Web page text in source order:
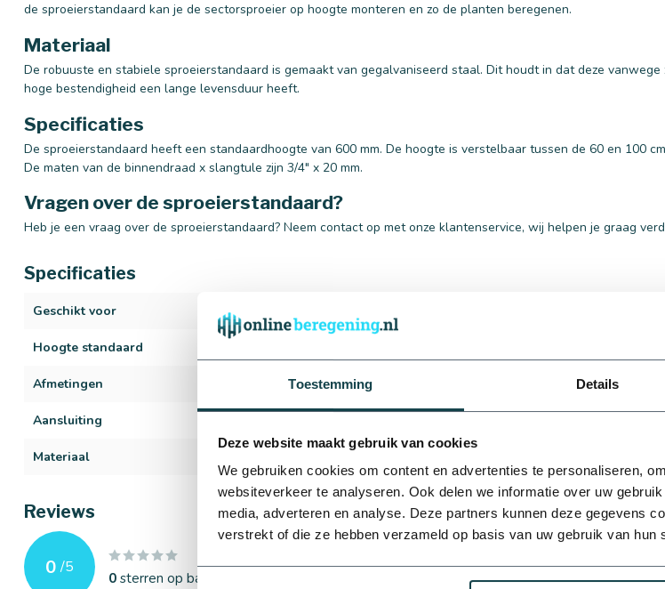
Toestemming Details
Deze website maakt gebruik van cookies
We gebruiken cookies om content en advertenties te personaliseren,
websiteverkeer te analyseren. Ook delen we informatie over uw
media, adverteren en analyse. Deze partners kunnen deze gegevens
verstrekt of die ze hebben verzameld op basis van uw gebruik van hun
de sproeierstandaard kan je de sectorsproeier op hoogte monteren en zo de planten beregenen.
Materiaal
De robuuste en stabiele sproeierstandaard is gemaakt van gegalvaniseerd staal. Dit houdt in dat deze vanwege
hoge bestendigheid een lange levensduur heeft.
Specificaties
De sproeierstandaard heeft een standaardhoogte van 600 mm. De hoogte is verstelbaar tussen de 60 en 100
De maten van de binnendraad x slangtule zijn 3/4" x 20 mm.
Vragen over de sproeierstandaard?
Heb je een vraag over de sproeierstandaard? Neem contact op met onze klantenservice, wij helpen je graag
Specificaties
Geschikt voor
Hoogte standaard
Afmetingen 3/4" x 20 mm
Aansluiting
Materiaal
Reviews
0 /5
0sterren op basis van
Je beoordeling